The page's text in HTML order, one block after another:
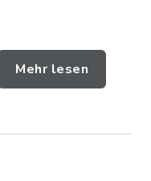
Mehr lesen